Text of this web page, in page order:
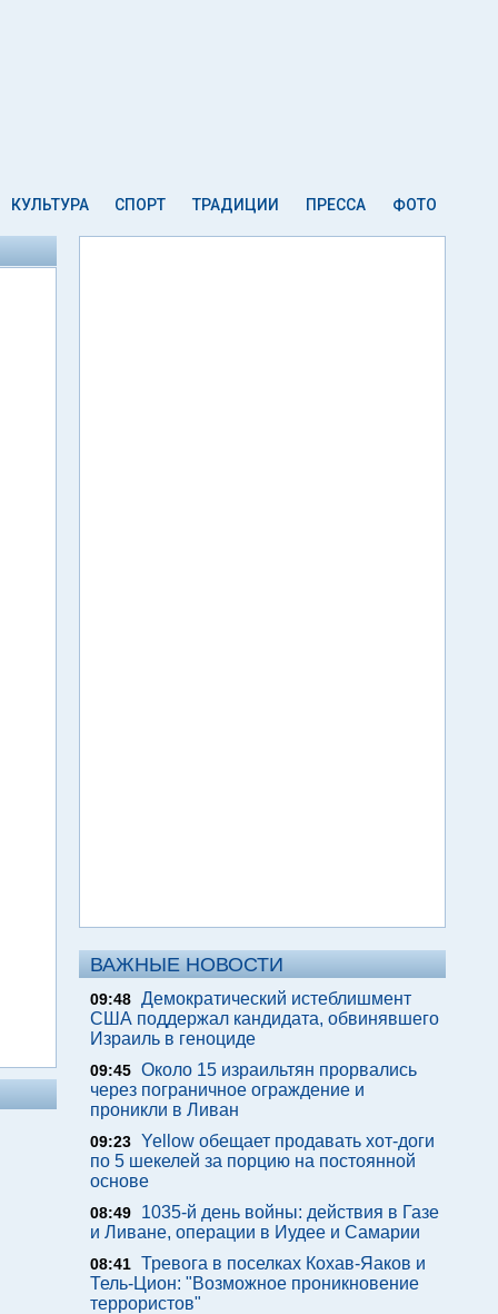
КУЛЬТУРА СПОРТ ТРАДИЦИИ ПРЕССА ФОТО
ВАЖНЫЕ НОВОСТИ
09:48 Демократический истеблишмент
США поддержал кандидата, обвинявшего
Израиль в геноциде
09:45 Около 15 израильтян прорвались
через пограничное ограждение и
проникли в Ливан
09:23 Yellow обещает продавать хот-доги
по 5 шекелей за порцию на постоянной
основе
08:49
1035-й день войны: действия в Газе
и Ливане, операции в Иудее и Самарии
08:41 Тревога в поселках Кохав-Яаков и
Тель-Цион: "Возможное проникновение
террористов"